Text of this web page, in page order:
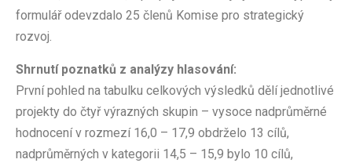
formulář odevzdalo 25 členů Komise pro strategický
rozvoj.
Shrnutí poznatků z analýzy hlasování:
První pohled na tabulku celkových výsledků dělí jednotlivé
projekty do čtyř výrazných skupin – vysoce nadprůměrné
hodnocení v rozmezí 16,0 – 17,9 obdrželo 13 cílů,
nadprůměrných v kategorii 14,5 – 15,9 bylo 10 cílů,